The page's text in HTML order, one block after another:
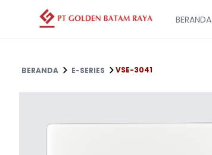
BERANDA
BERANDA E-SERIES VSE-3041